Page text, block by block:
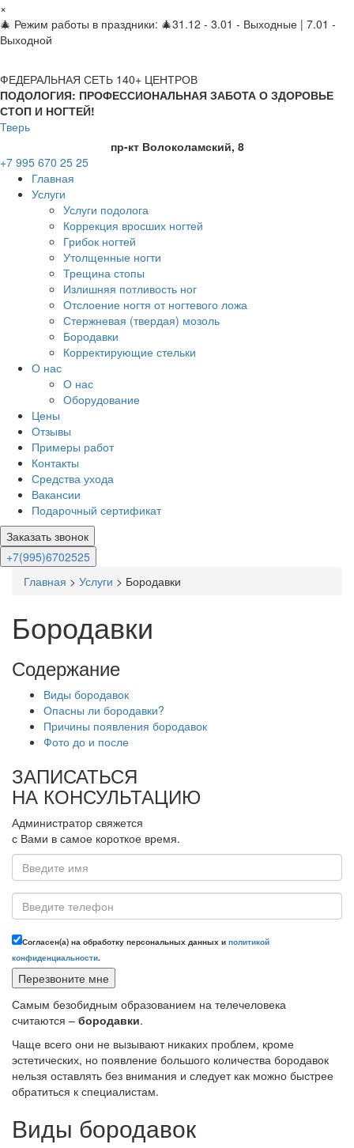
×
🎄 Режим работы в праздники: 🎄31.12 - 3.01 - Выходные | 7.01 -
Выходной
ФЕДЕРАЛЬНАЯ СЕТЬ 140+ ЦЕНТРОВ
ПОДОЛОГИЯ: ПРОФЕССИОНАЛЬНАЯ ЗАБОТА О ЗДОРОВЬЕ
СТОП И НОГТЕЙ!
Тверь
пр-кт Волоколамский, 8
+7 995 670 25 25
Главная
Услуги
Услуги подолога
Коррекция вросших ногтей
Грибок ногтей
Утолщенные ногти
Трещина стопы
Излишняя потливость ног
Отслоение ногтя от ногтевого ложа
Стержневая (твердая) мозоль
Бородавки
Корректирующие стельки
О нас
О нас
Оборудование
Цены
Отзывы
Примеры работ
Контакты
Средства ухода
Вакансии
Подарочный сертификат
Заказать звонок
+7(995)6702525
Главная > Услуги > Бородавки
Бородавки
Содержание
Виды бородавок
Опасны ли бородавки?
Причины появления бородавок
Фото до и после
ЗАПИСАТЬСЯ
НА КОНСУЛЬТАЦИЮ
Администратор свяжется
с Вами в самое короткое время.
Согласен(а) на обработку персональных данных и политикой
конфиденциальности.
Самым безобидным образованием на телечеловека
считаются – бородавки.
Чаще всего они не вызывают никаких проблем, кроме
эстетических, но появление большого количества бородавок
нельзя оставлять без внимания и следует как можно быстрее
обратиться к специалистам.
Виды бородавок